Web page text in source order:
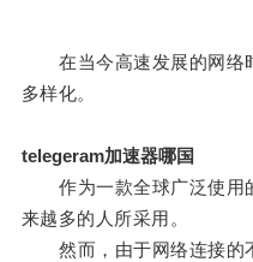
在当今高速发展的网络
多样化。
telegeram加速器哪国
作为一款全球广泛使用
来越多的人所采用。
然而，由于网络连接的